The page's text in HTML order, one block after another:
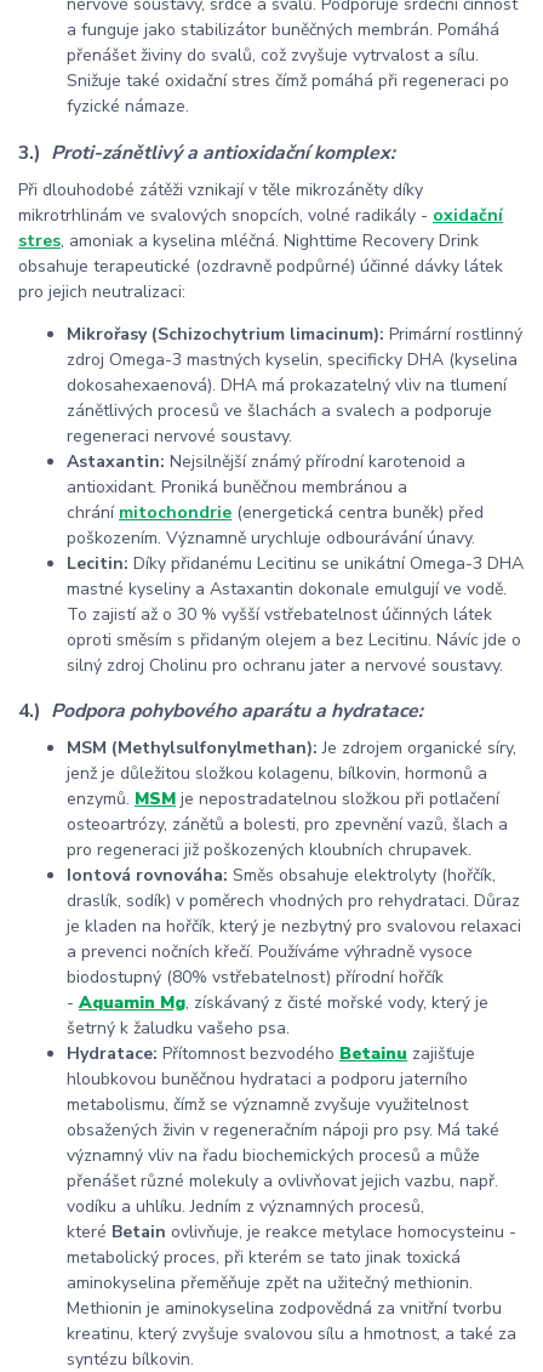
nervové soustavy, srdce a svalů. Podporuje srdeční činnost
a funguje jako stabilizátor buněčných membrán. Pomáhá
přenášet živiny do svalů, což zvyšuje vytrvalost a sílu.
Snižuje také oxidační stres čímž pomáhá při regeneraci po
fyzické námaze.
3.) Proti-zánětlivý a antioxidační komplex:
Při dlouhodobé zátěži vznikají v těle mikrozáněty díky
mikrotrhlinám ve svalových snopcích, volné radikály - oxidační
stres, amoniak a kyselina mléčná. Nighttime Recovery Drink
obsahuje terapeutické (ozdravně podpůrné) účinné dávky látek
pro jejich neutralizaci:
Mikrořasy (Schizochytrium limacinum): Primární rostlinný
zdroj Omega-3 mastných kyselin, specificky DHA (kyselina
dokosahexaenová). DHA má prokazatelný vliv na tlumení
zánětlivých procesů ve šlachách a svalech a podporuje
regeneraci nervové soustavy.
Astaxantin: Nejsilnější známý přírodní karotenoid a
antioxidant. Proniká buněčnou membránou a
chrání mitochondrie (energetická centra buněk) před
poškozením. Významně urychluje odbourávání únavy.
Lecitin: Díky přidanému Lecitinu se unikátní Omega-3 DHA
mastné kyseliny a Astaxantin dokonale emulgují ve vodě.
To zajistí až o 30 % vyšší vstřebatelnost účinných látek
oproti směsím s přidaným olejem a bez Lecitinu. Návíc jde o
silný zdroj Cholinu pro ochranu jater a nervové soustavy.
4.) Podpora pohybového aparátu a hydratace:
MSM (Methylsulfonylmethan): Je zdrojem organické síry,
jenž je důležitou složkou kolagenu, bílkovin, hormonů a
enzymů. MSM je nepostradatelnou složkou při potlačení
osteoartrózy, zánětů a bolesti, pro zpevnění vazů, šlach a
pro regeneraci již poškozených kloubních chrupavek.
Iontová rovnováha: Směs obsahuje elektrolyty (hořčík,
draslík, sodík) v poměrech vhodných pro rehydrataci. Důraz
je kladen na hořčík, který je nezbytný pro svalovou relaxaci
a prevenci nočních křečí. Používáme výhradně vysoce
biodostupný (80% vstřebatelnost) přírodní hořčík
-Aquamin Mg, získávaný z čisté mořské vody, který je
šetrný k žaludku vašeho psa.
Hydratace: Přítomnost bezvodého Betainu zajišťuje
hloubkovou buněčnou hydrataci a podporu jaterního
metabolismu, čímž se významně zvyšuje využitelnost
obsažených živin v regeneračním nápoji pro psy. Má také
významný vliv na řadu biochemických procesů a může
přenášet různé molekuly a ovlivňovat jejich vazbu, např.
vodíku a uhlíku. Jedním z významných procesů,
které Betain ovlivňuje, je reakce metylace homocysteinu -
metabolický proces, při kterém se tato jinak toxická
aminokyselina přeměňuje zpět na užitečný methionin.
Methionin je aminokyselina zodpovědná za vnitřní tvorbu
kreatinu, který zvyšuje svalovou sílu a hmotnost, a také za
syntézu bílkovin.